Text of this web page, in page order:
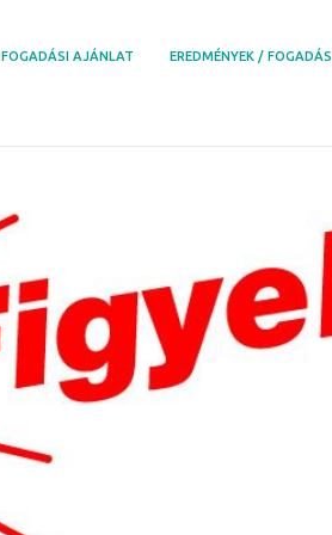
FOGADÁSI AJÁNLAT EREDMÉNYEK / FOGADÁS